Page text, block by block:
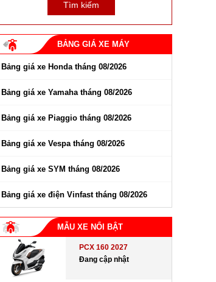
BẢNG GIÁ XE MÁY
Bảng giá xe Honda tháng 08/2026
Bảng giá xe Yamaha tháng 08/2026
Bảng giá xe Piaggio tháng 08/2026
Bảng giá xe Vespa tháng 08/2026
Bảng giá xe SYM tháng 08/2026
Bảng giá xe điện Vinfast tháng 08/2026
MẪU XE NỔI BẬT
PCX 160 2027
Đang cập nhật